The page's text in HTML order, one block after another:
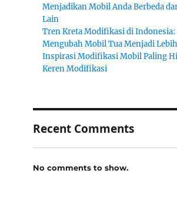
Menjadikan Mobil Anda Berbeda
Lain
Tren Kreta Modifikasi di Indonesia:
Mengubah Mobil Tua Menjadi
Inspirasi Modifikasi Mobil Paling
Keren Modifikasi
Recent Comments
No comments to show.